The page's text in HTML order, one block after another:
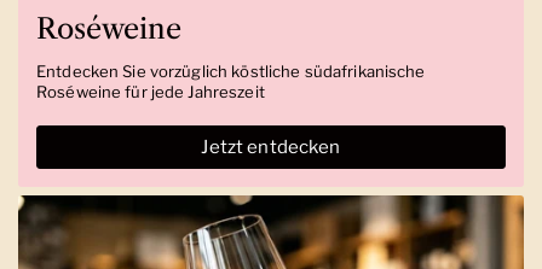
Roséweine
Entdecken Sie vorzüglich köstliche südafrikanische
Roséweine für jede Jahreszeit
Jetzt entdecken